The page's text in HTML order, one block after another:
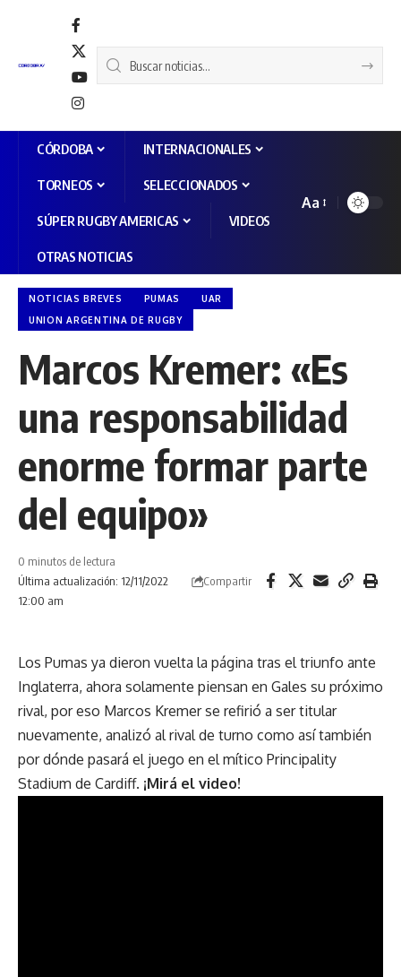
CÓRDOBA INTERNACIONALES
TORNEOS SELECCIONADOS
SÚPER RUGBY AMERICAS VIDEOS
OTRAS NOTICIAS
Aa
NOTICIAS BREVES PUMAS
UAR
UNION ARGENTINA DE RUGBY
Marcos Kremer: «Es
una responsabilidad
enorme formar parte
del equipo»
Última actualización: 12/11/2022
12:00 am
0 minutos de lectura
Compartir
Los Pumas ya dieron vuelta la página tras el triunfo ante
Inglaterra, ahora solamente piensan en Gales su próximo
rival, por eso Marcos Kremer se refirió a ser titular
nuevamente, analizó al rival de turno como así también
por dónde pasará el juego en el mítico Principality
Stadium de Cardiff. ¡Mirá el video!